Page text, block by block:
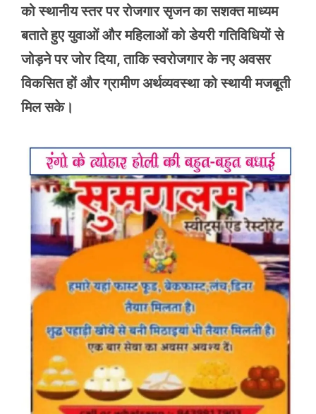
को स्थानीय स्तर पर रोजगार सृजन का सशक्त माध्यम
बताते हुए युवाओं और महिलाओं को डेयरी गतिविधियों से
जोड़ने पर जोर दिया, ताकि स्वरोजगार के नए अवसर
विकसित हों और ग्रामीण अर्थव्यवस्था को स्थायी मजबूती
मिल सके।